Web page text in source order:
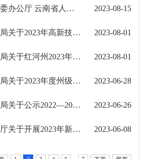
中共云南省委办公厅 云南省人民政府办公厅印发《关于加强新时代高技能人才队伍建设的实施意见》 2023-08-15
红河州科技局关于2023年高新技术企业“三倍增”行动计划奖补资金拟奖补企业名单的公示 2023-08-01
红河州科技局关于红河州2023年双创孵化载体建设奖补资金拟奖补企业名单的公示 2023-08-01
红河州科技局关于2023年度州级研发经费补助的公示 2023-06-28
红河州科技局关于公示2022—2023年创新平台载体建设奖补企业及资金的通知 2023-06-26
云南省科技厅关于开展2023年新型研发机构培育对象第二批后补助审核工作的通知 2023-06-08